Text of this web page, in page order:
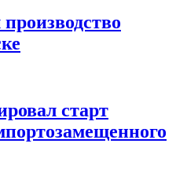
старт